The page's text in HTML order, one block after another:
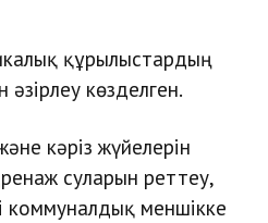
құрылыстардың
әзірлеу көзделген.
кәріз жүйелерін
суларын реттеу,
коммуналдық меншікке